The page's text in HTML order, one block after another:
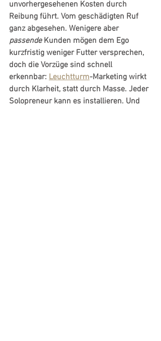
unvorhergesehenen Kosten durch
Reibung führt. Vom geschädigten Ruf
ganz abgesehen. Wenigere aber
passende Kunden mögen dem Ego
kurzfristig weniger Futter versprechen,
doch die Vorzüge sind schnell
erkennbar: Leuchtturm-Marketing wirkt
durch Klarheit, statt durch Masse. Jeder
Solopreneur kann es installieren. Und